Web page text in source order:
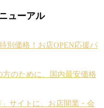
ューアル
別価格！お店OPEN応援パ
のために、国内最安価格
サイトに、お店開業・会